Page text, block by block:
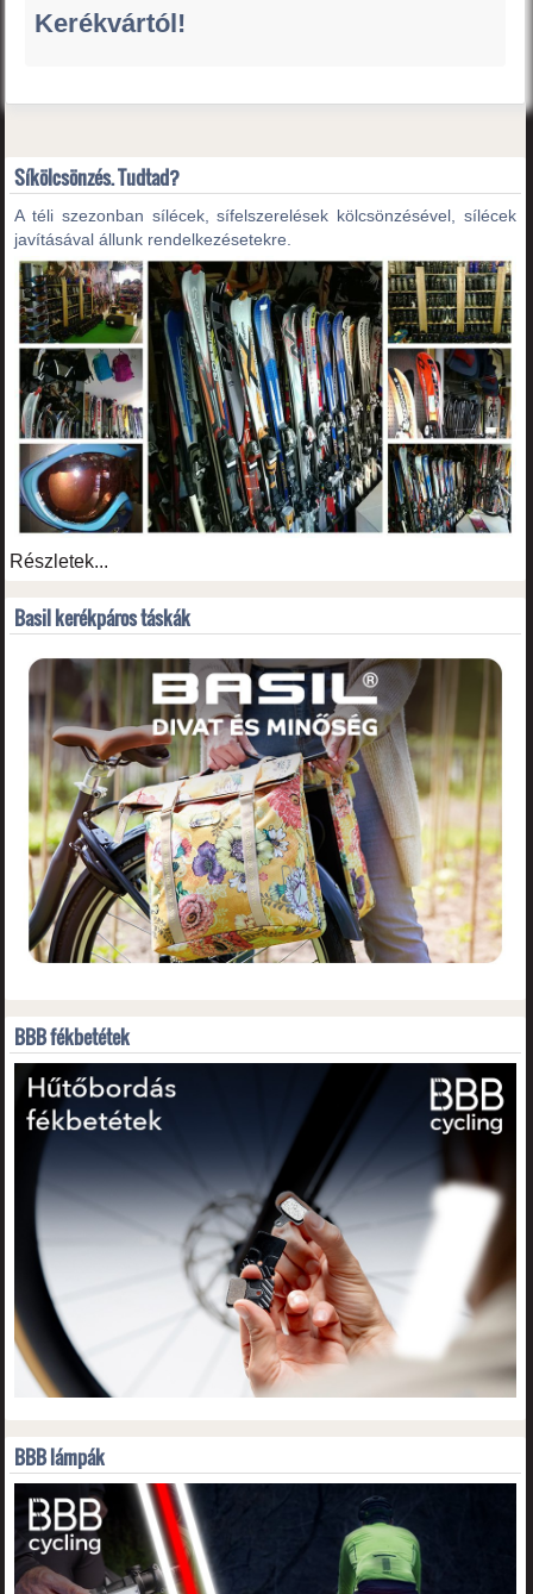
Kerékvártól!
Síkölcsönzés. Tudtad?
A téli szezonban sílécek, sífelszerelések kölcsönzésével, sílécek
javításával állunk rendelkezésetekre.
Részletek...
Basil kerékpáros táskák
BBB fékbetétek
BBB lámpák